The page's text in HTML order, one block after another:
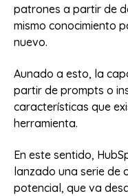
patrones a partir de
mismo conocimiento
nuevo.
Aunado a esto, la
partir de prompts o
características que
herramienta.
En este sentido,
lanzado una serie de
potencial, que va